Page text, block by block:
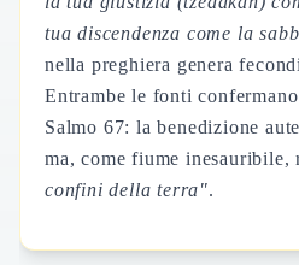
tua discendenza come la
nella preghiera genera
Entrambe le fonti
Salmo 67: la benedizione
ma, come fiume inesauribile,
confini della terra".